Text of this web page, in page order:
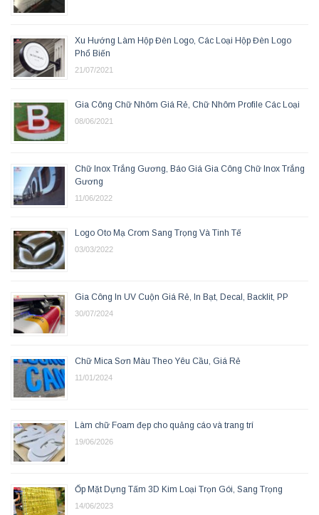
Xu Hướng Làm Hộp Đèn Logo, Các Loại Hộp Đèn Logo
Phổ Biến
21/07/2021
Gia Công Chữ Nhôm Giá Rẻ, Chữ Nhôm Profile Các Loại
08/06/2021
Chữ Inox Trắng Gương, Báo Giá Gia Công Chữ Inox Trắng
Gương
11/06/2022
Logo Oto Mạ Crom Sang Trọng Và Tinh Tế
03/03/2022
Gia Công In UV Cuộn Giá Rẻ, In Bạt, Decal, Backlit, PP
30/07/2024
Chữ Mica Sơn Màu Theo Yêu Cầu, Giá Rẻ
11/01/2024
Làm chữ Foam đẹp cho quảng cáo và trang trí
19/06/2026
Ốp Mặt Dựng Tấm 3D Kim Loại Trọn Gói, Sang Trọng
14/06/2023